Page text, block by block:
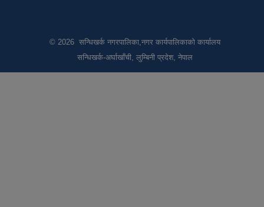
© 2026 सन्धिखर्क नगरपालिका,नगर कार्यपालिकाको कार्यालय
सन्धिखर्क-अर्घाखाँची, लुम्बिनी प्रदेश, नेपाल